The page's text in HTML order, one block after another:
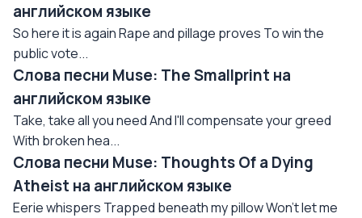
английском языке
So here it is again Rape and pillage proves To win the
public vote...
Слова песни Muse: The Smallprint на
английском языке
Take, take all you need And I'll compensate your greed
With broken hea...
Слова песни Muse: Thoughts Of a Dying
Atheist на английском языке
Eerie whispers Trapped beneath my pillow Won't let me